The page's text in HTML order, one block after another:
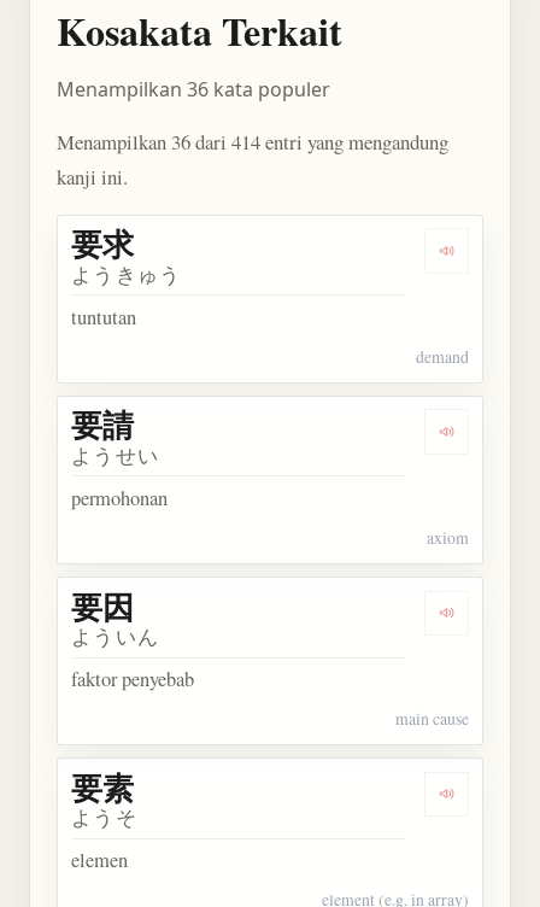
Kosakata Terkait
Menampilkan 36 kata populer
Menampilkan 36 dari 414 entri yang mengandung
kanji ini.
Dengarkan
要求
ようきゅう
tuntutan
demand
Dengarkan
要請
ようせい
permohonan
axiom
Dengarkan
要因
よういん
faktor penyebab
main cause
Dengarkan
要素
ようそ
elemen
element (e.g. in array)